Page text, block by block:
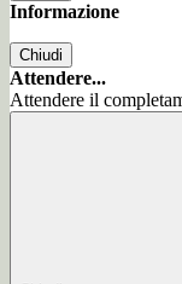
Informazione
Chiudi
Attendere...
Attendere il